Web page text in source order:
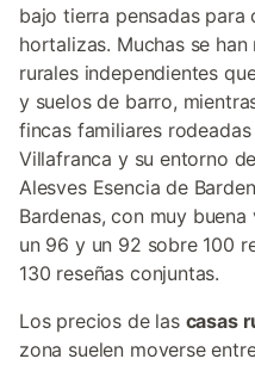
bajo tierra pensadas para
hortalizas. Muchas se
rurales independientes
y suelos de barro,
fincas familiares
Villafranca y su entorno
Alesves Esencia de
Bardenas, con muy
un 96 y un 92 sobre 100
130 reseñas conjuntas.
Los precios de las casas
zona suelen moverse